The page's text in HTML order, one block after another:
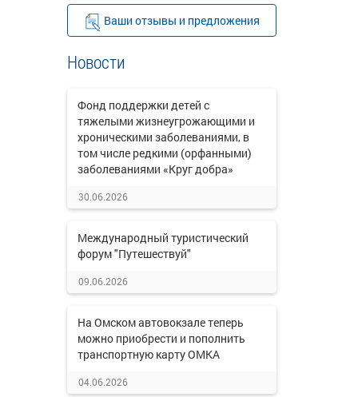
Ваши отзывы и предложения
Новости
Фонд поддержки детей с
тяжелыми жизнеугрожающими и
хроническими заболеваниями, в
том числе редкими (орфанными)
заболеваниями «Круг добра»
30.06.2026
Международный туристический
форум "Путешествуй"
09.06.2026
На Омском автовокзале теперь
можно приобрести и пополнить
транспортную карту ОМКА
04.06.2026